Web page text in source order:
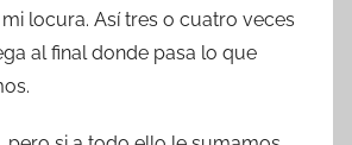
locura. Así tres o cuatro veces
al final donde pasa lo que